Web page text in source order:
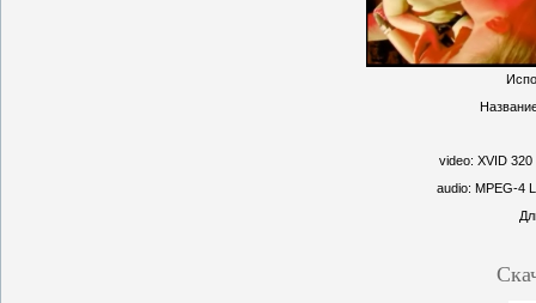
video: XVID
audio: MPEG-4